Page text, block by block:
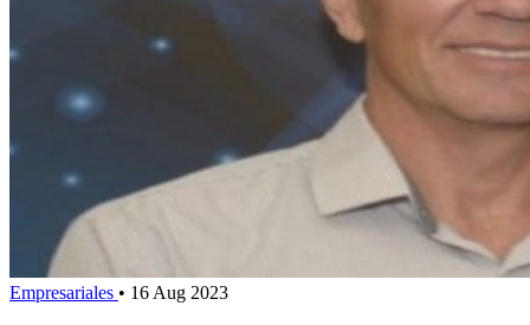
Empresariales • 16 Aug 2023